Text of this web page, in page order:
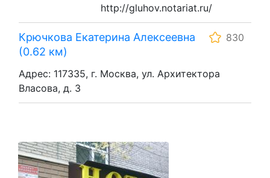
http://gluhov.notariat.ru/
Крючкова Екатерина Алексеевна
(0.62 км)
830
Адрес: 117335, г. Москва, ул. Архитектора
Власова, д. 3